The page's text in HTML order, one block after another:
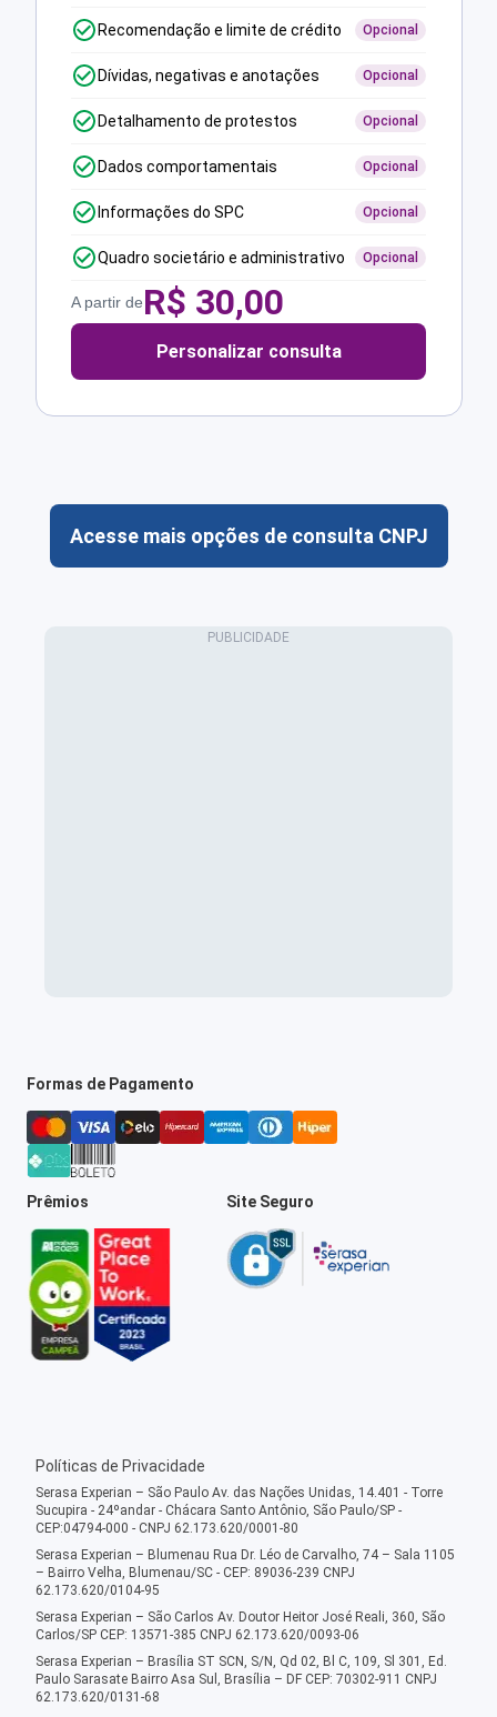
Recomendação e limite de crédito Opcional
Dívidas, negativas e anotações Opcional
Detalhamento de protestos Opcional
Dados comportamentais Opcional
Informações do SPC Opcional
Quadro societário e administrativo Opcional
A partir deR$ 30,00
Personalizar consulta
Acesse mais opções de consulta CNPJ
Formas de Pagamento
Prêmios Site Seguro
Políticas de Privacidade
Serasa Experian – São Paulo Av. das Nações Unidas, 14.401 - Torre
Sucupira - 24ºandar - Chácara Santo Antônio, São Paulo/SP -
CEP:04794-000 - CNPJ 62.173.620/0001-80
Serasa Experian – Blumenau Rua Dr. Léo de Carvalho, 74 – Sala 1105
– Bairro Velha, Blumenau/SC - CEP: 89036-239 CNPJ
62.173.620/0104-95
Serasa Experian – São Carlos Av. Doutor Heitor José Reali, 360, São
Carlos/SP CEP: 13571-385 CNPJ 62.173.620/0093-06
Serasa Experian – Brasília ST SCN, S/N, Qd 02, Bl C, 109, Sl 301, Ed.
Paulo Sarasate Bairro Asa Sul, Brasília – DF CEP: 70302-911 CNPJ
62.173.620/0131-68